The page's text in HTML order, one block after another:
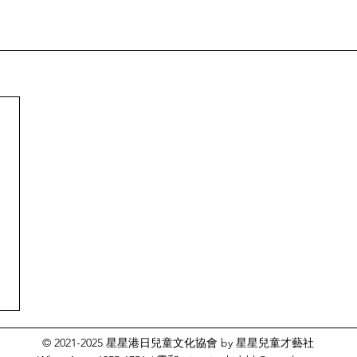
© 2021-2025 星星港日兒童文化協會 by 星星兒童才藝社